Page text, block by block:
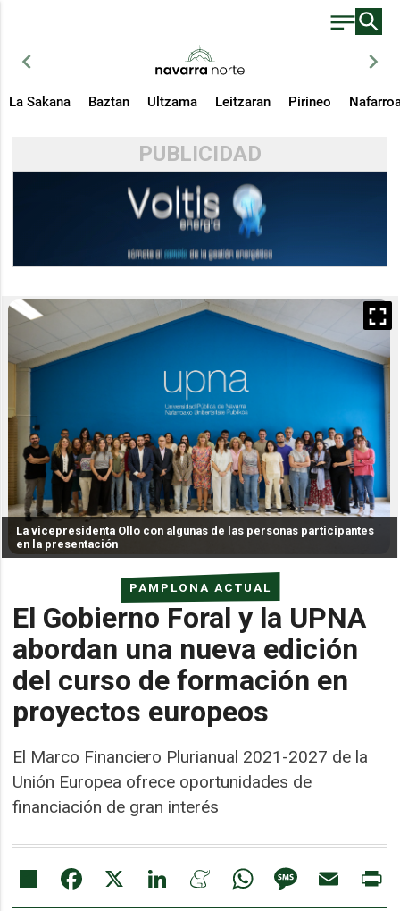
chevron_left chevron_right
La Sakana Baztan Ultzama Leitzaran Pirineo
PUBLICIDAD
PAMPLONA ACTUAL
El Gobierno Foral y la UPNA
abordan una nueva edición
del curso de formación en
proyectos europeos
El Marco Financiero Plurianual 2021-2027 de la
Unión Europea ofrece oportunidades de
financiación de gran interés
La vicepresidenta Ollo con algunas de las personas participantes
en la presentación
Share Facebook LinkedIn MeneameWhatsAppMessageEmail